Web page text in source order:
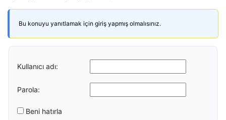
Bu konuyu yanıtlamak için giriş yapmış olmalısınız.
Kullanıcı adı:
Parola:
Beni hatırla